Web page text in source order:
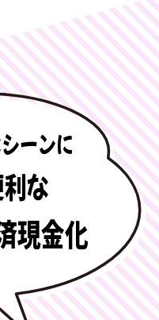
な
ーンに
現金化